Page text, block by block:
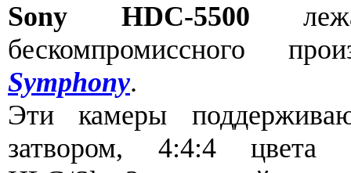
Sony HDC-5500
бескомпромиссного
Symphony.
Эти камеры
затвором, 4:4:4 цвета